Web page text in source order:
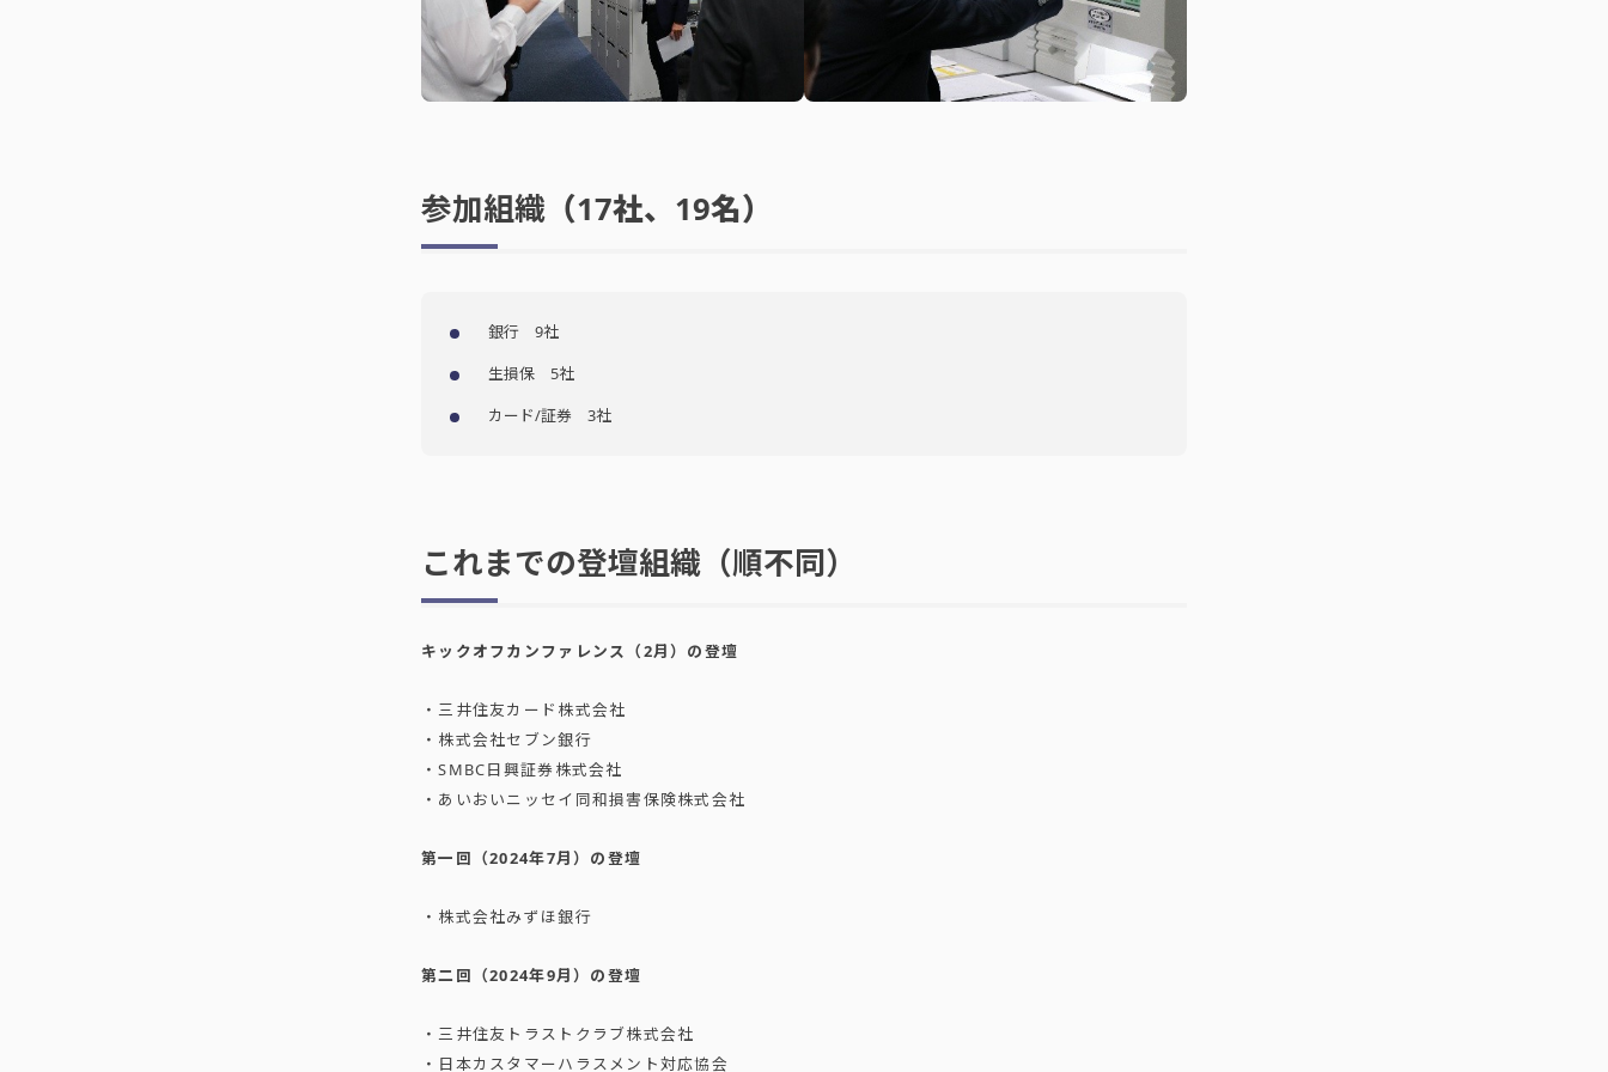
参加組織 （17社、19名）
銀行 9社
生損保 5社
カード/証券 3社
これまでの登壇組織（順不同）
キックオフカンファレンス（2月）の登壇
・三井住友カード株式会社
・株式会社セブン銀行
・SMBC日興証券株式会社
・あいおいニッセイ同和損害保険株式会社
第一回（2024年7月）の登壇
・株式会社みずほ銀行
第二回（2024年9月）の登壇
・三井住友トラストクラブ株式会社
・日本カスタマーハラスメント対応協会